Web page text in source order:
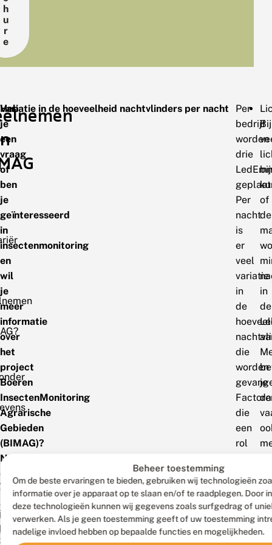
Beheer toestemming
Om de beste ervaringen te bieden, gebruiken wij technologieën
informatie over je apparaat op te slaan en/of te raadplegen. Door
deze technologieën kunnen wij gegevens zoals surfgedrag of
verwerken. Als je geen toestemming geeft of uw toestemming
nadelige invloed hebben op bepaalde functies en mogelijkheden.
h
u
r
e
Heb
je
een
vraag
of
ben
je
geïnteresseerd
in
insectenmonitoring
en
wil
je
meer
informatie
over
het
project
Boeren
InsectenMonitoring
Agrarische
Gebieden
(BIMAG)?
Neem
dan
contact
op
met projectleiderAnnick
van
Variatie in de hoeveelheid nachtvlinders per nacht
Per
bedrijf
worden
drie
Per
nacht
is
er
veel
variatie
in
de
die
worden
die
een
rol
de
in
Bij
of
de
in
de
je
is